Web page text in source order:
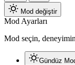
Mod değiştir
Mod Ayarları
Mod seçin,
Gündüz